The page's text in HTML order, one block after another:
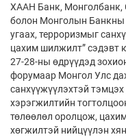
ХААН Банк, Монголбанк,
болон Монголын Банкны
угаах, терроризмыг
цахим шилжилт” сэдэвт
27-28-ны өдрүүдэд
форумаар Монгол Улс
санхүүжүүлэхтэй
хэрэгжилтийн
төлөөлөл оролцож,
хөгжилтэй нийцүүлэн